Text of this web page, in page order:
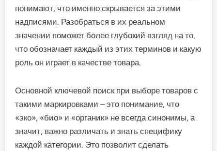
понимают, что именно скрывается за этими
надписями. Разобраться в их реальном
значении поможет более глубокий взгляд на то,
что обозначает каждый из этих терминов и какую
роль он играет в качестве товара.
Основной ключевой поиск при выборе товаров с
такими маркировками – это понимание, что
«эко», «био» и «органик» не всегда синонимы, а
значит, важно различать и знать специфику
каждой категории. Это позволит сделать